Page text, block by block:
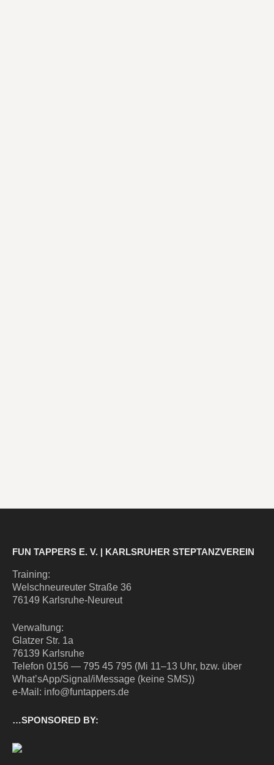
FUN TAPPERS E. V. | KARLSRUHER STEPTANZVEREIN
Trai­ning:
Wel­sch­neu­reu­ter Stra­ße 36
76149 Karlsruhe-Neureut
Ver­wal­tung:
Glat­zer Str. 1a
76139 Karlsruhe
Tele­fon 0156 — 795 45 795 (Mi 11–13 Uhr, bzw. über
What’sApp/Signal/iMessage (kei­ne SMS))
e‑Mail: info@funtappers.de
…SPONSORED BY: